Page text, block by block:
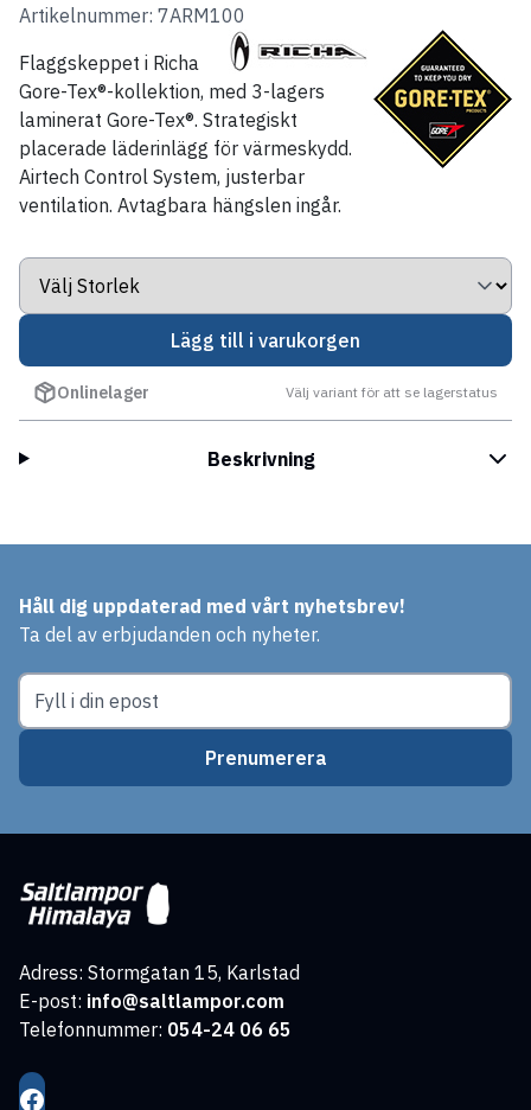
Artikelnummer: 7ARM100
Flaggskeppet i Richa
Gore-Tex®-kollektion, med 3-lagers
laminerat Gore-Tex®. Strategiskt
placerade läderinlägg för värmeskydd.
Airtech Control System, justerbar
ventilation. Avtagbara hängslen ingår.
Lägg till i varukorgen
Onlinelager Välj variant för att se lagerstatus
Beskrivning
Håll dig uppdaterad med vårt nyhetsbrev!
Ta del av erbjudanden och nyheter.
Prenumerera
Adress: Stormgatan 15, Karlstad
E-post: info@saltlampor.com
Telefonnummer: 054-24 06 65